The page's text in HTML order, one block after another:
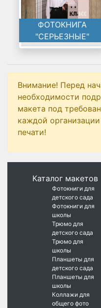
ФОТОКНИГА
"СЕРЬЕЗНЫЕ"
Внимание! Перед
необходимости
макета под
каждой
печати!
Каталог макетов
Фотокниги для
детского сада
Фотокниги для
школы
Трюмо для
детского сада
Трюмо для
школы
Планшеты для
детского сада
Планшеты для
школы
Коллажи для
общего фото